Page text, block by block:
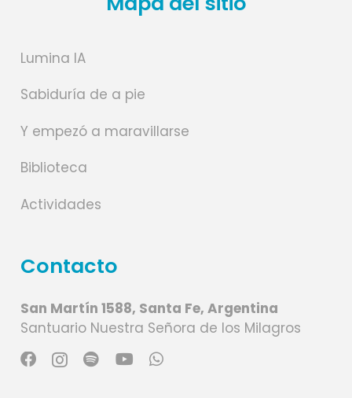
Lumina IA
Sabiduría de a pie
Y empezó a maravillarse
Biblioteca
Actividades
Contacto
San Martín 1588, Santa Fe, Argentina
Santuario Nuestra Señora de los Milagros